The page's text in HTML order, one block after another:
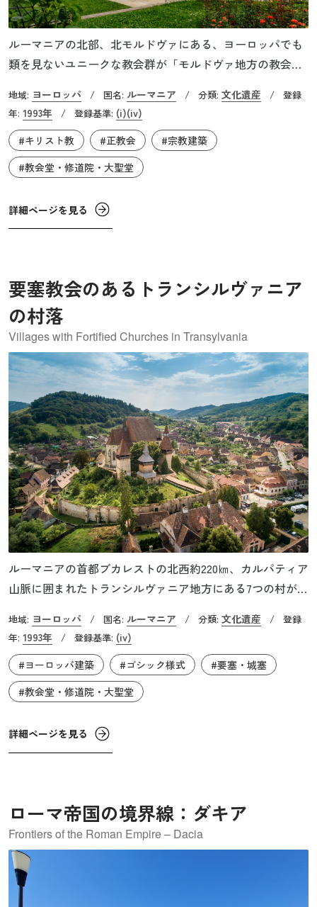
ルーマニアの北部、北モルドヴァにある、ヨーロッパでも
類を見ないユニークな教会群が「モルドヴァ地方の教会
もと最盛期を迎えたモルドヴァ公国の遺産で、各地に点在
しています。強大な権力を持ったシュテファン公は「キリ
スト教世界の番人」を自任していたとされ、オスマン帝国
の侵略を阻止し国の自治を守った名君として知られていま
す。彼はオスマン帝国の攻撃を撃退するたびに、新しい教
会を建てたといわれています。これらの聖堂群は、シュテ
ファン公とその後継者ペトル・ラレシュ公の時代を彷彿と
地域: ヨーロッパ / 国名: ルーマニア / 分類: 文化遺産 /
登録
年: 1993年 / 登録基準: (i)(iv)
#キリスト教
#正教会
#宗教建築
#教会堂・修道院・大聖堂
詳細ページを見る
要塞教会のあるトランシルヴァニア
の村落
Villages with Fortified Churches in Transylvania
ルーマニアの首都ブカレストの北西約220㎞、カルパティア
山脈に囲まれたトランシルヴァニア地方にある7つの村が世
ヴァニアに入植した「ザクセン人（ドイツ人）」は集落を
築き、自身の財産と村を守るために要塞教会を設置しまし
た。戦時にはここが軍事拠点となり、教会の内部には倉庫
を置いて、長期の攻撃にも耐えられる工夫がありました。
このような要塞教会をもつ集落は、トランシルヴァニア地
方に250ほど築かれた歴史があります。そのうち、ビエルタ
ン、プレジュメル、ビスクリ、ドゥルジウ、サスキズ、ク
す。
地域: ヨーロッパ / 国名: ルーマニア / 分類: 文化遺産 /
登録
年: 1993年 / 登録基準: (iv)
#ヨーロッパ建築
#ゴシック様式
#要塞・城塞
#教会堂・修道院・大聖堂
詳細ページを見る
ローマ帝国の境界線：ダキア
Frontiers of the Roman Empire – Dacia